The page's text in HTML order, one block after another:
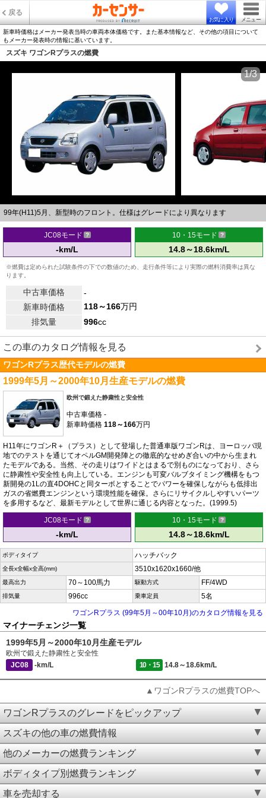
戻る
お気に入り メニュー
新車時価格はメーカー発表当時の車両本体価格です。また基本情報など、その他の項目について
もメーカー発表時の情報に基いています。
スズキ ワゴンRプラスの燃費
99年(H11)5月、新型時のフロント。仕様はグレードにより異なります
1/3
JC08モード
-km/L
10・15モード
14.8～18.6km/L
※燃費は定められた試験条件の下での数値のため、走行条件等により実際の燃料消費率は異な
ります。
中古車価格
-
新車時価格
118～166万円
排気量
996cc
この車のカタログ情報を見る
ワゴンRプラス歴代モデルの燃費
1999年5月～2000年10月生産モデルの燃費
欧州で鍛えた静粛性と安全性
中古車価格 -
新車時価格 118～166万円
H11年にワゴンR＋（プラス）として登場した普通車版ワゴンRは、ヨーロッパ現
地でのテストを通じてオペルGM開発陣との徹底的なせめぎ合いの中から生まれ
たモデルである。当然、その走りはワイドとはまるで別ものになっており、さら
に静粛性や安全性も向上している。エンジンも可変バルブタイミング機構をもつ
新開発の1Lの直4DOHCと同ターボとすることでパワーを確保しながらも低排出
ガスの省燃費エンジンという環境性能を確保。さらにリサイクルしやすいパーツ
を多用するなど、最新モデルとして世界に通じる内容となった。(1999.5)
JC08モード
-km/L
10・15モード
14.8～18.6km/L
ボディタイプ ハッチバック
全長x全幅x全高(mm) 3510x1620x1660/他
最高出力 70～100馬力 駆動方式 FF/4WD
排気量 996cc 乗車定員
5名
ワゴンRプラス (99年5月～00年10月)のカタログ情報を見る
マイナーチェンジ一覧
1999年5月～2000年10月生産モデル
欧州で鍛えた静粛性と安全性
JC08
-km/L 10・15 14.8～18.6km/L
▲ワゴンRプラスの燃費TOPへ
ワゴンRプラスのグレードをピックアップ
スズキの他の車の燃費情報
他のメーカーの燃費ランキング
ボディタイプ別燃費ランキング
車を売却する